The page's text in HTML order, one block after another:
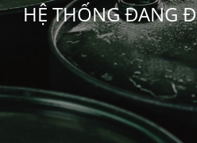
HỆ THỐNG ĐANG